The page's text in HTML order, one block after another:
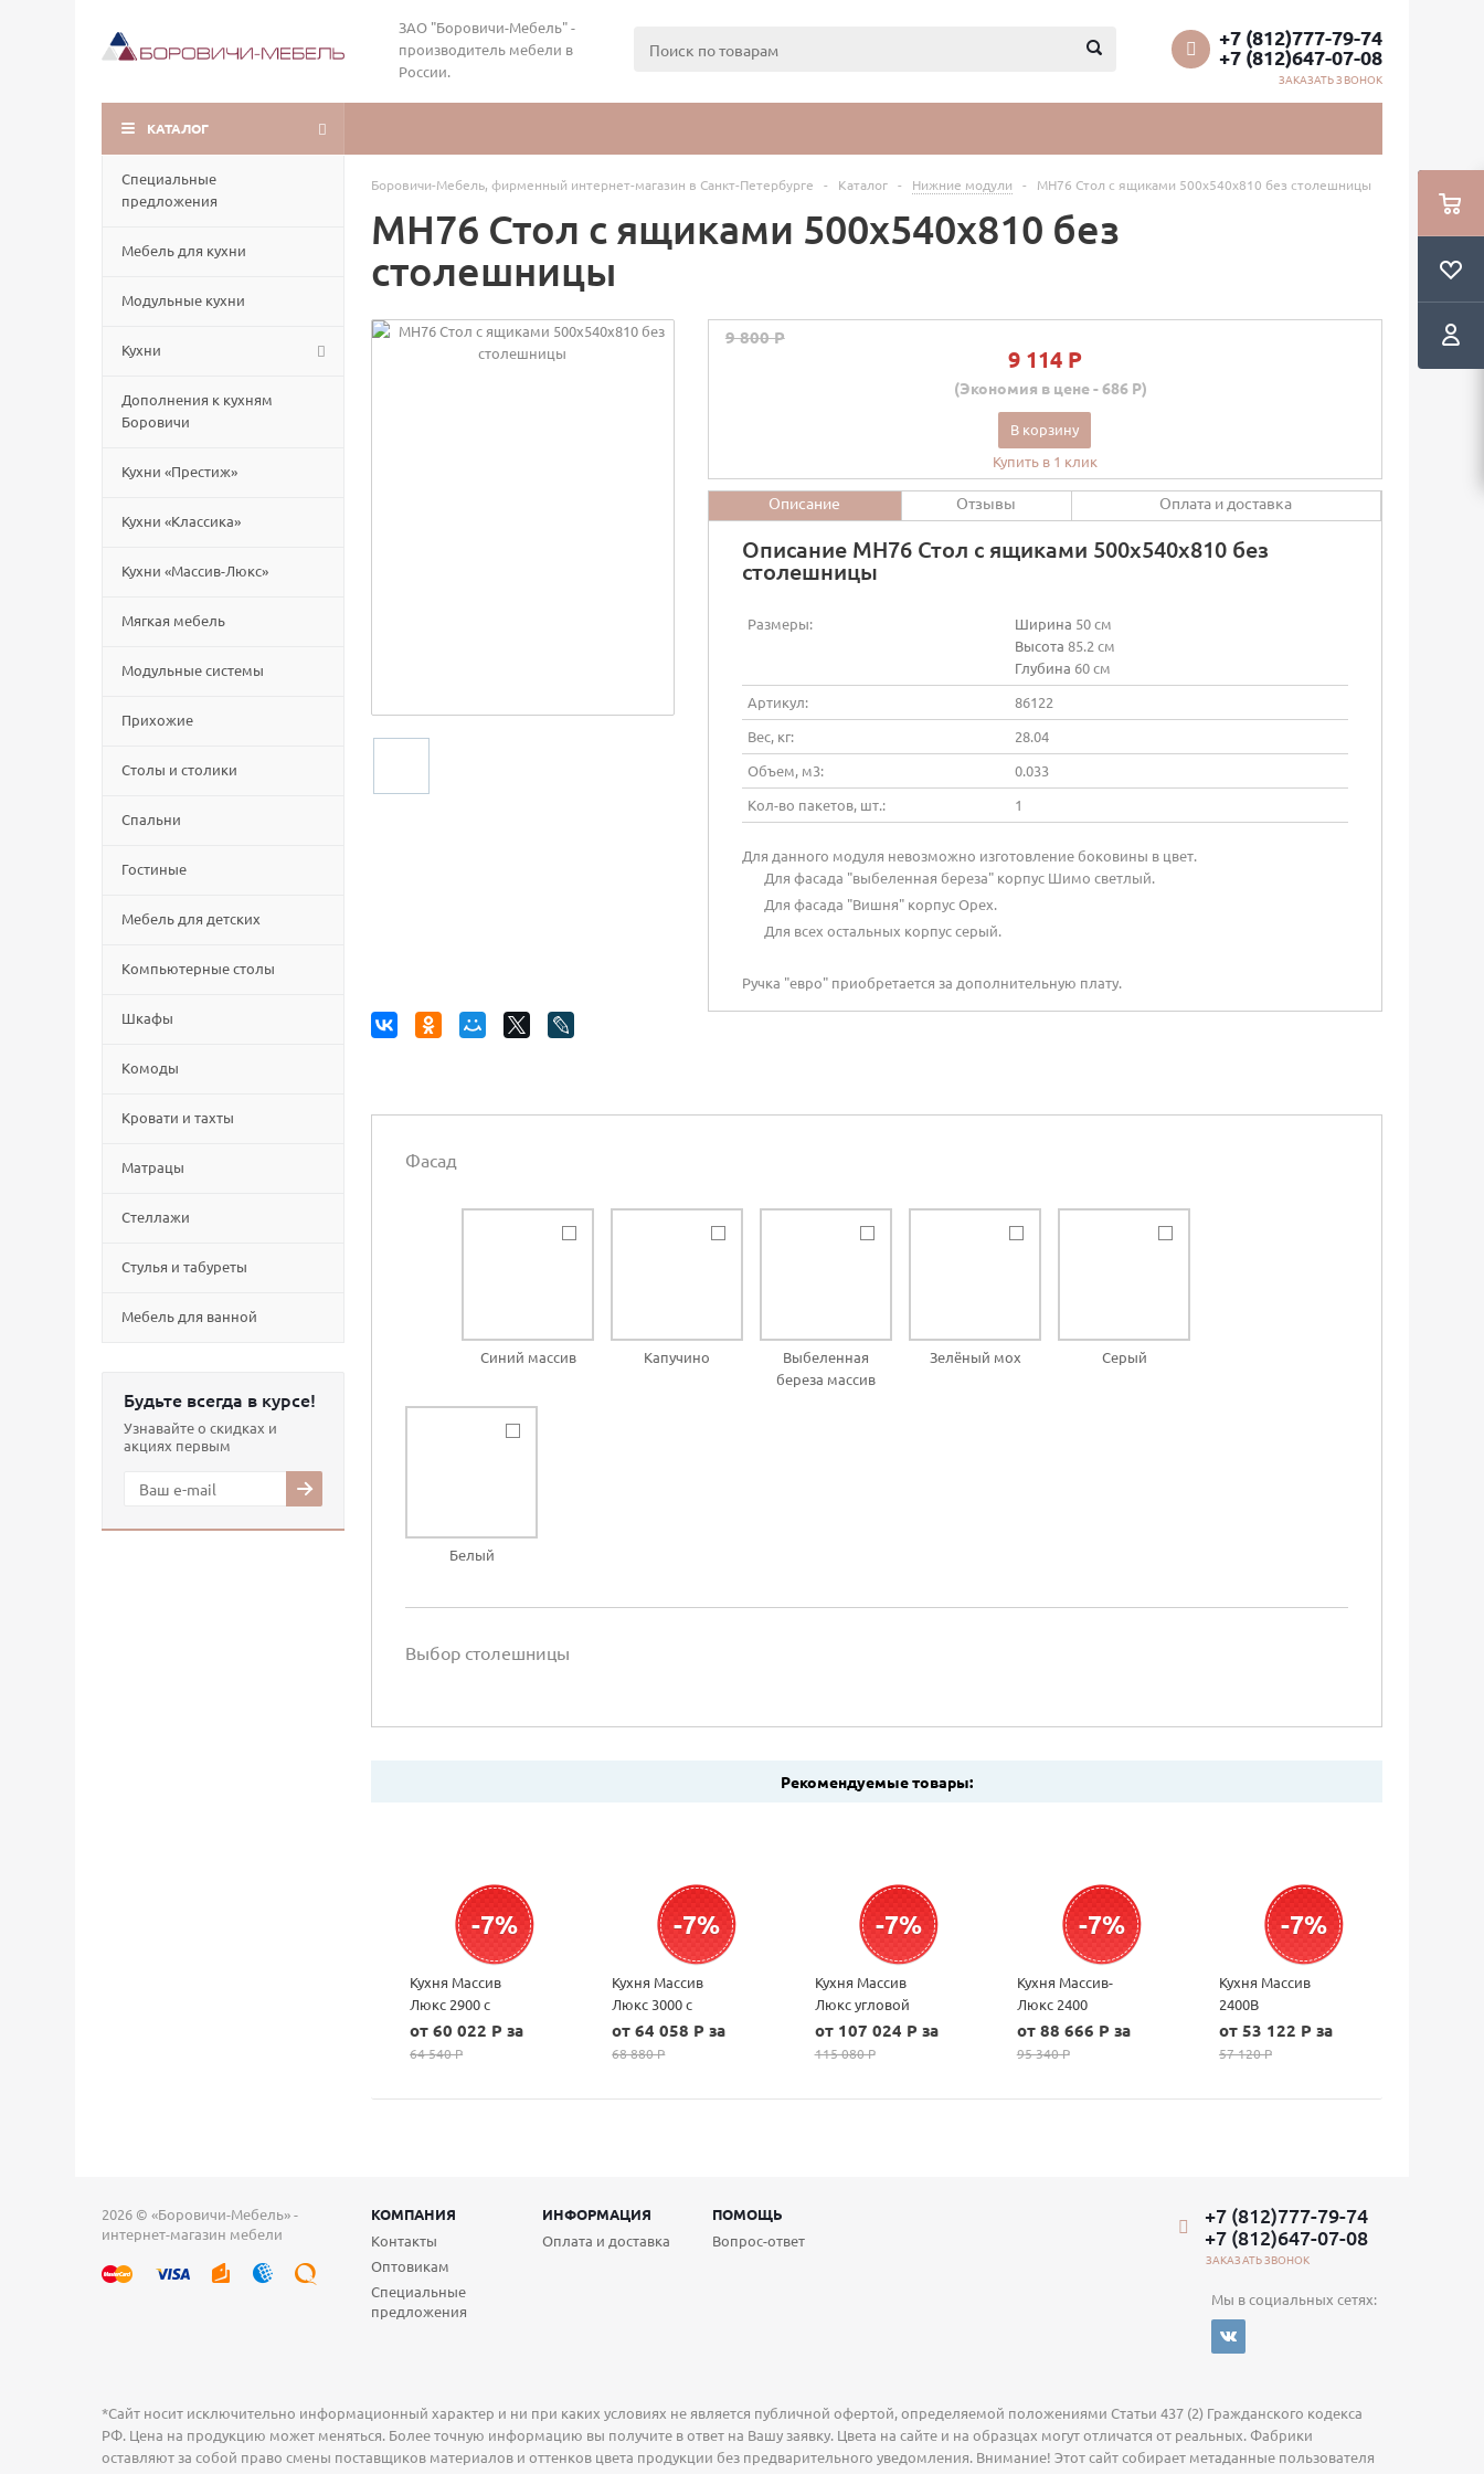
ЗАО "Боровичи-Мебель" -
производитель мебели в
России.
+7 (812)777-79-74
+7 (812)647-07-08
ЗАКАЗАТЬ ЗВОНОК
КАТАЛОГ
Специальные
предложения
Мебель для кухни
Модульные кухни
Кухни
Дополнения к кухням
Боровичи
Кухни «Престиж»
Кухни «Классика»
Кухни «Массив-Люкс»
Мягкая мебель
Модульные системы
Прихожие
Столы и столики
Спальни
Гостиные
Мебель для детских
Компьютерные столы
Шкафы
Комоды
Кровати и тахты
Матрацы
Стеллажи
Cтулья и табуреты
Мебель для ванной
Будьте всегда в курсе!
Узнавайте о скидках и
акциях первым
Боровичи-Мебель, фирменный интернет-магазин в Санкт-Петербурге - Каталог - Нижние модули - МН76 Стол с ящиками 500х540х810 без столешницы
МН76 Стол с ящиками 500х540х810 без
столешницы
9 800 P
9 114 P
(Экономия в цене - 686 P)
В корзину
Купить в 1 клик
Описание Отзывы Оплата и доставка
Описание МН76 Стол с ящиками 500х540х810 без
столешницы
Размеры: Ширина 50 см
Высота 85.2 см
Глубина 60 см
Артикул:
86122
Вес, кг:
28.04
Объем, м3:
0.033
Кол-во пакетов, шт.:
1
Для данного модуля невозможно изготовление боковины в цвет.
Для фасада "выбеленная береза" корпус Шимо светлый.
Для фасада "Вишня" корпус Орех.
Для всех остальных корпус серый.
Ручка "евро" приобретается за дополнительную плату.
Фасад
Синий массив Капучино
Выбеленная
береза массив
Зелёный мох Серый
Белый
Выбор столешницы
Рекомендуемые товары:
-7%
Кухня Массив
Люкс 2900 с
пеналом
от 60 022 P за
64 540 P
-7%
Кухня Массив
Люкс 3000 с
пеналом
от 64 058 P за
68 880 P
-7%
Кухня Массив
Люкс угловой
1335х1600
(высота навесных
от 107 024 P за
115 080 P
-7%
Кухня Массив-
Люкс 2400
от 88 666 P за
95 340 P
-7%
Кухня Массив
2400В
от 53 122 P за
57 120 P
2026 © «Боровичи-Мебель» -
интернет-магазин мебели
КОМПАНИЯ ИНФОРМАЦИЯ
ПОМОЩЬ
Контакты
Оптовикам
Специальные
предложения
Оплата и доставка Вопрос-ответ
+7 (812)777-79-74
+7 (812)647-07-08
ЗАКАЗАТЬ ЗВОНОК
Мы в социальных сетях:
*Сайт носит исключительно информационный характер и ни при каких условиях не является публичной офертой, определяемой положениями Статьи 437 (2) Гражданского кодекса
РФ. Цена на продукцию может меняться. Более точную информацию вы получите в ответ на Вашу заявку. Цвета на сайте и на образцах могут отличатся от реальных. Фабрики
оставляют за собой право смены поставщиков материалов и оттенков цвета продукции без предварительного уведомления. Внимание! Этот сайт собирает метаданные пользователя